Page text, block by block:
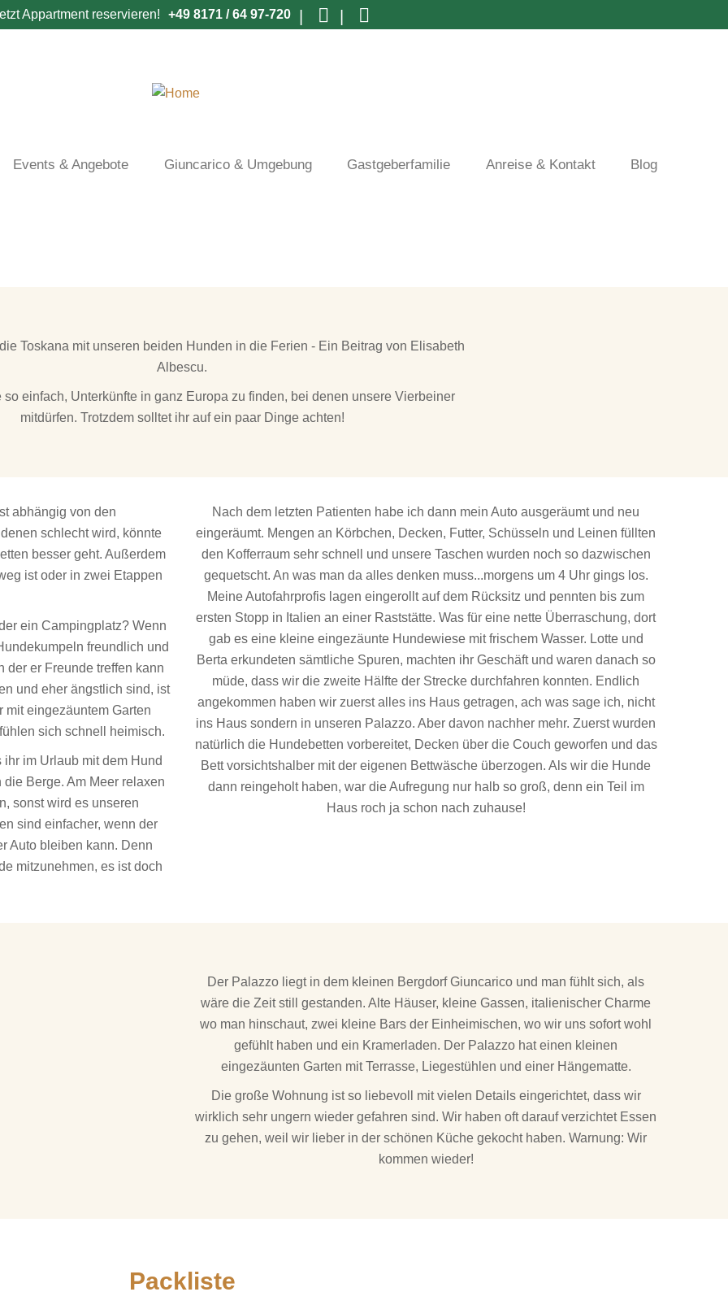
Appartment reservieren! +49 8171 / 64 97-720
Events & Angebote Giuncarico & Umgebung Gastgeberfamilie Anreise & Kontakt Blog
Toskana mit unseren beiden Hunden in die Ferien - Ein Beitrag von Elisabeth
Albescu.
so einfach, Unterkünfte in ganz Europa zu finden, bei denen unsere Vierbeiner
mitdürfen. Trotzdem solltet ihr auf ein paar Dinge achten!
abhängig von den
schlecht wird, könnte
besser geht. Außerdem
ist oder in zwei Etappen
ein Campingplatz? Wenn
freundlich und
der er Freunde treffen kann
und eher ängstlich sind, ist
eingezäuntem Garten
sich schnell heimisch.
im Urlaub mit dem Hund
Berge. Am Meer relaxen
sonst wird es unseren
sind einfacher, wenn der
Auto bleiben kann. Denn
mitzunehmen, es ist doch
Nach dem letzten Patienten habe ich dann mein Auto ausgeräumt und neu
eingeräumt. Mengen an Körbchen, Decken, Futter, Schüsseln und Leinen füllten
den Kofferraum sehr schnell und unsere Taschen wurden noch so dazwischen
gequetscht. An was man da alles denken muss...morgens um 4 Uhr gings los.
Meine Autofahrprofis lagen eingerollt auf dem Rücksitz und pennten bis zum
ersten Stopp in Italien an einer Raststätte. Was für eine nette Überraschung, dort
gab es eine kleine eingezäunte Hundewiese mit frischem Wasser. Lotte und
Berta erkundeten sämtliche Spuren, machten ihr Geschäft und waren danach so
müde, dass wir die zweite Hälfte der Strecke durchfahren konnten. Endlich
angekommen haben wir zuerst alles ins Haus getragen, ach was sage ich, nicht
ins Haus sondern in unseren Palazzo. Aber davon nachher mehr. Zuerst wurden
natürlich die Hundebetten vorbereitet, Decken über die Couch geworfen und das
Bett vorsichtshalber mit der eigenen Bettwäsche überzogen. Als wir die Hunde
dann reingeholt haben, war die Aufregung nur halb so groß, denn ein Teil im
Haus roch ja schon nach zuhause!
Der Palazzo liegt in dem kleinen Bergdorf Giuncarico und man fühlt sich, als
wäre die Zeit still gestanden. Alte Häuser, kleine Gassen, italienischer Charme
wo man hinschaut, zwei kleine Bars der Einheimischen, wo wir uns sofort wohl
gefühlt haben und ein Kramerladen. Der Palazzo hat einen kleinen
eingezäunten Garten mit Terrasse, Liegestühlen und einer Hängematte.
Die große Wohnung ist so liebevoll mit vielen Details eingerichtet, dass wir
wirklich sehr ungern wieder gefahren sind. Wir haben oft darauf verzichtet Essen
zu gehen, weil wir lieber in der schönen Küche gekocht haben. Warnung: Wir
kommen wieder!
Packliste